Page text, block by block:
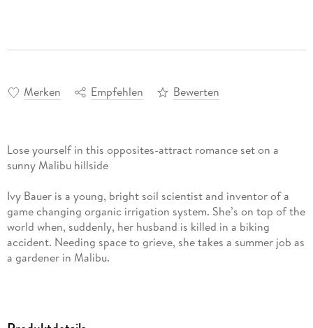
Merken Empfehlen Bewerten
Lose yourself in this opposites-attract romance set on a
sunny Malibu hillside
Ivy Bauer is a young, bright soil scientist and inventor of a
game changing organic irrigation system. She’s on top of the
world when, suddenly, her husband is killed in a biking
accident. Needing space to grieve, she takes a summer job as
a gardener in Malibu.